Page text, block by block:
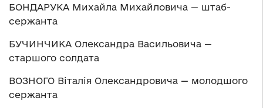
БОНДАРУКА Михайла Михайловича — штаб-
сержанта
БУЧИНЧИКА Олександра Васильовича —
старшого солдата
ВОЗНОГО Віталія Олександровича — молодшого
сержанта